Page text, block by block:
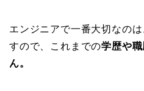
エンジニアで一番大切なのは
すので、これまでの学歴や
ん。